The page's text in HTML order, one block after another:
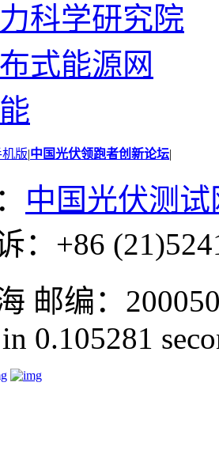
科学研究院
式能源网
版|中国光伏领跑者创新论坛|
中国光伏测试
：+86
邮编：
0.105281